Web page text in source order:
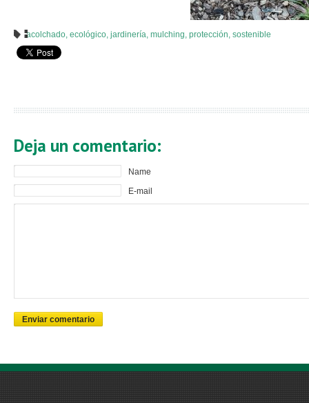
acolchado, ecológico, jardinería, mulching, protección, sostenible
Deja un comentario:
Name
E-mail
Enviar comentario